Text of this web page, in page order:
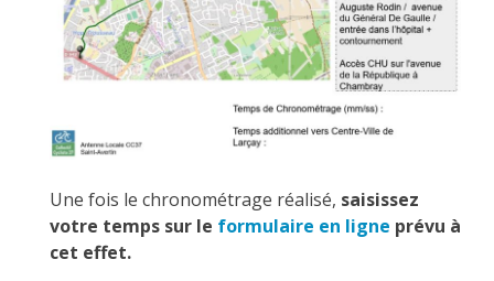
Une fois le chronométrage réalisé, saisissez
votre temps sur le formulaire en ligne prévu à
cet effet.